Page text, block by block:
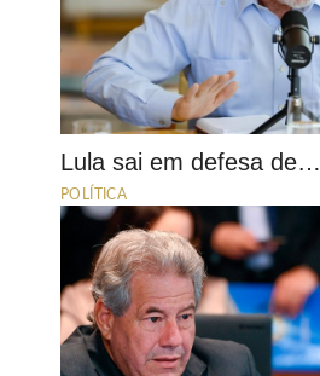
Lula sai em defesa de…
POLÍTICA